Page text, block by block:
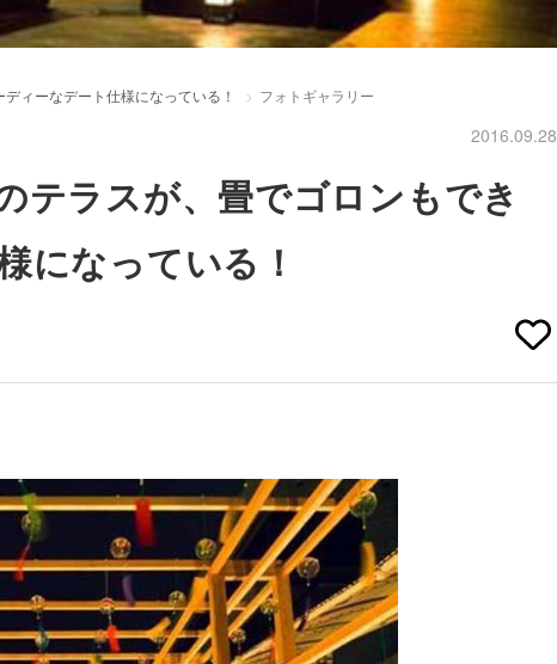
ィーなデート仕様になっている！ フォトギャラリー
2016.09.28
テラスが、畳でゴロンもでき
になっている！